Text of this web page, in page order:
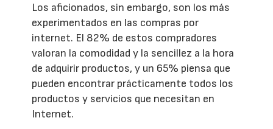
Los aficionados, sin embargo, son los más
experimentados en las compras por
internet. El 82% de estos compradores
valoran la comodidad y la sencillez a la hora
de adquirir productos, y un 65% piensa que
pueden encontrar prácticamente todos los
productos y servicios que necesitan en
Internet.